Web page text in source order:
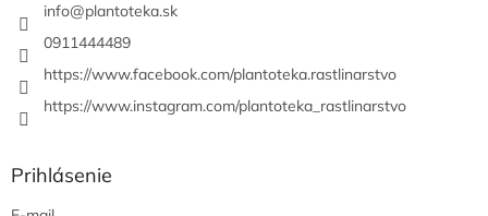
info@plantoteka.sk
0911444489
https://www.facebook.com/plantoteka.rastlinarstvo
https://www.instagram.com/plantoteka_rastlinarstvo
Prihlásenie